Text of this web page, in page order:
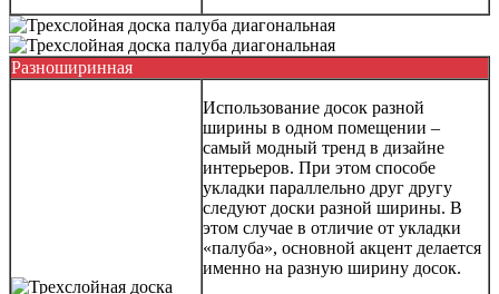
Разноширинная
Использование досок разной
ширины в одном помещении –
самый модный тренд в дизайне
интерьеров. При этом способе
укладки параллельно друг другу
следуют доски разной ширины. В
этом случае в отличие от укладки
«палуба», основной акцент делается
именно на разную ширину досок.